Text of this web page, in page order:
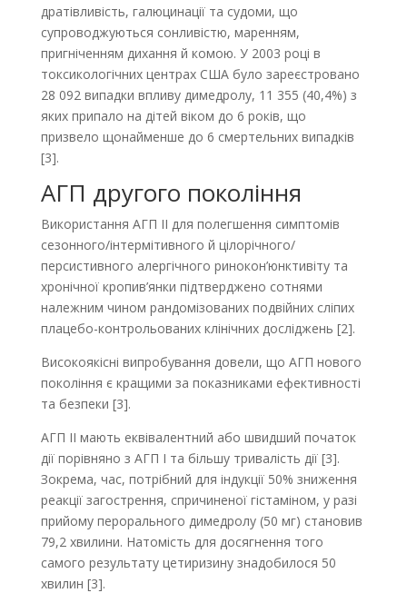
дратівливість, галюцинації та судоми, що
супроводжуються сонливістю, маренням,
пригніченням дихання й комою. У 2003 році в
токсикологічних центрах США було зареєстровано
28 092 випадки впливу димедролу, 11 355 (40,4%) з
яких припало на дітей віком до 6 років, що
призвело щонайменше до 6 смертельних випадків
[3].
АГП другого покоління
Використання АГП ІІ для полегшення симптомів
сезонного/інтермітивного й цілорічного/
персистивного алергічного ринокон’юнктивіту та
хронічної кропив’янки підтверджено сотнями
належним чином рандомізованих подвійних сліпих
плацебо-контрольованих клінічних досліджень [2].
Високоякісні випробування довели, що АГП нового
покоління є кращими за показниками ефективності
та безпеки [3].
АГП ІІ мають еквівалентний або швидший початок
дії порівняно з АГП I та більшу тривалість дії [3].
Зокрема, час, потрібний для індукції 50% зниження
реакції загострення, спричиненої гістаміном, у разі
прийому перорального димедролу (50 мг) становив
79,2 хвилини. Натомість для досягнення того
самого результату цетиризину знадобилося 50
хвилин [3].